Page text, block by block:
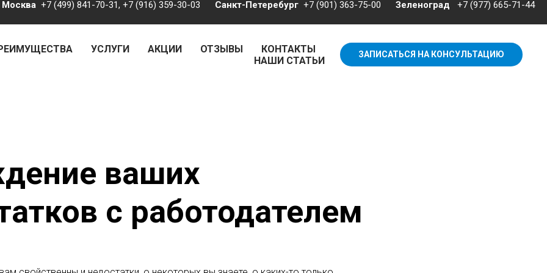
Москва ⁣⁣⁣ ⁣ +7 (499) 841-70-31, +7 (916) 359-30-03⁣ ⁣ ⁣ ⁣ ⁣ ⁣ Санкт-Петеребург⁣ ⁣ +7 (901) 363-75-00 ⁣ ⁣ ⁣ ⁣ Зеленоград ⁣ ⁣ +7 (977) 665-71-44
УСЛУГИ АКЦИИ ОТЗЫВЫ
КОНТАКТЫ
НАШИ СТАТЬИ
ЗАПИСАТЬСЯ НА КОНСУЛЬТАЦИЮ
ваших
с работодателем